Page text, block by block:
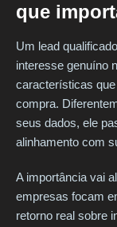
que
Um lead
interesse genuíno
características
compra.
seus dados, ele
alinhamento com
A importância vai
empresas focam
retorno real sobre